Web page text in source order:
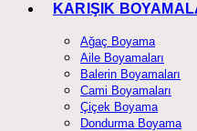
KARIŞIK
Ağaç Boyama
Aile Boyamaları
Balerin Boyamaları
Cami Boyamaları
Çiçek Boyama
Dondurma Boyama